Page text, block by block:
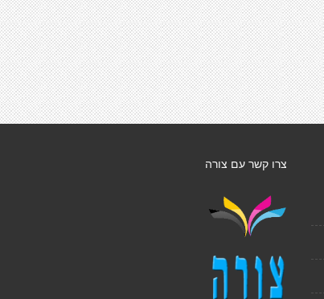
צרו קשר עם צורה